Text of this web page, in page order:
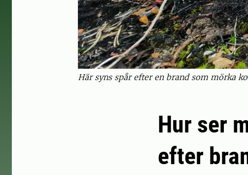
Här syns spår efter en brand som mörka
Hur ser
efter